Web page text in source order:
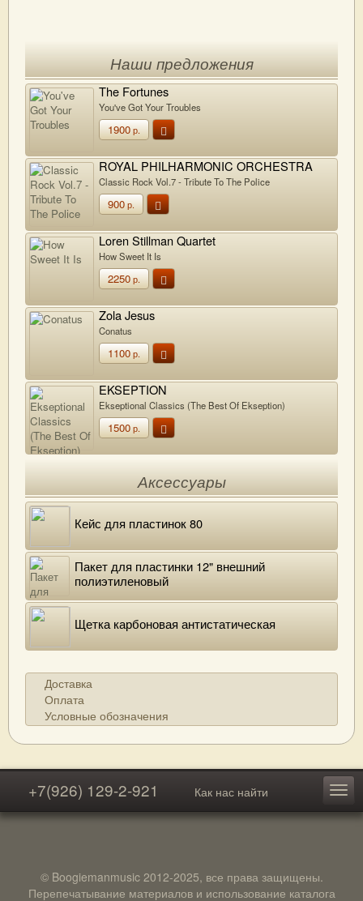
Наши предложения
The Fortunes
You've Got Your Troubles
1900р.
ROYAL PHILHARMONIC ORCHESTRA
Classic Rock Vol.7 - Tribute To The Police
900р.
Loren Stillman Quartet
How Sweet It Is
2250р.
Zola Jesus
Conatus
1100р.
EKSEPTION
Ekseptional Classics (The Best Of Ekseption)
1500р.
Аксессуары
Кейс для пластинок 80
Пакет для пластинки 12" внешний
полиэтиленовый
Щетка карбоновая антистатическая
Доставка
Оплата
Условные обозначения
+7(926) 129-2-921 Как нас найти
© Boogiemanmusic 2012-2025, все права защищены.
Перепечатывание материалов и использование каталога